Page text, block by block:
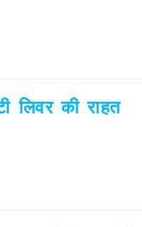
लिवर की राहत